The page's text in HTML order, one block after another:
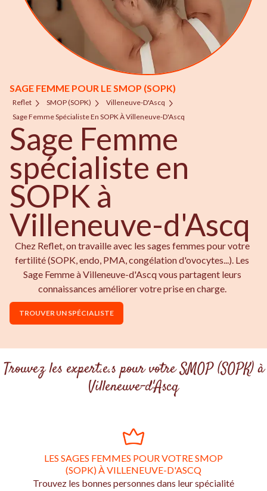
SAGE FEMME POUR LE SMOP (SOPK)
Reflet SMOP (SOPK)
Villeneuve-D'Ascq
Sage Femme Spécialiste En SOPK À Villeneuve-D'Ascq
Sage Femme
spécialiste en
SOPK à
Villeneuve-d'Ascq
Chez Reflet, on travaille avec les sages femmes pour votre
fertilité (SOPK, endo, PMA, congélation d'ovocytes...). Les
Sage Femme à Villeneuve-d'Ascq vous partagent leurs
connaissances améliorer votre prise en charge.
TROUVER UN SPÉCIALISTE
Trouvez les expert.e.s pour votre SMOP (SOPK) à
Villeneuve-d'Ascq
LES SAGES FEMMES POUR VOTRE SMOP
(SOPK) À VILLENEUVE-D'ASCQ
Trouvez les bonnes personnes dans leur spécialité